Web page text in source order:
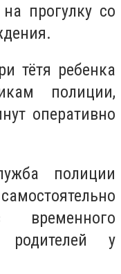
прогулку со
тётя ребенка
полиции,
оперативно
полиции
у